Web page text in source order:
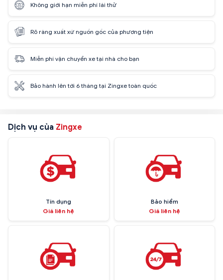
Không giới hạn miễn phí lái thử
Rõ ràng xuất xứ nguồn gốc của phương tiện
Miễn phí vận chuyển xe tại nhà cho bạn
Bảo hành lên tới 6 tháng tại Zingxe toàn quốc
Dịch vụ của Zingxe
Tín dụng
Giá liên hệ
Bảo hiểm
Giá liên hệ